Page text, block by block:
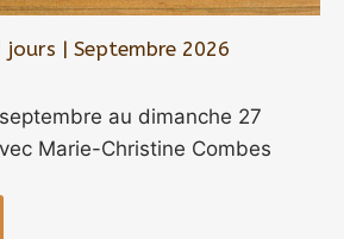
jours | Septembre 2026
au dimanche 27
Marie-Christine Combes